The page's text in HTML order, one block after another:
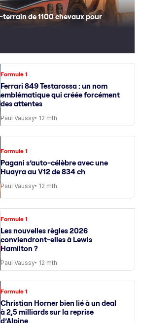
de 1100 chevaux pour
Formule 1
Ferrari 849 Testarossa : un nom
emblématique qui créée forcément
des attentes
Paul Vaussy 12 mth
Formule 1
Pagani s’auto-célèbre avec une
Huayra au V12 de 834 ch
Paul Vaussy 12 mth
Formule 1
Les nouvelles règles 2026
conviendront-elles à Lewis
Hamilton ?
Paul Vaussy 12 mth
Formule 1
Christian Horner bien lié à un deal
à 2,5 milliards sur la reprise
d’Alpine